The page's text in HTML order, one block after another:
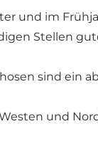
und im
Stellen
sind ein
und